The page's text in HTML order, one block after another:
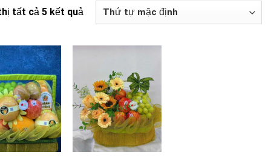
tất cả 5 kết quả